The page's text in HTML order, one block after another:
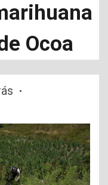
Ocoa